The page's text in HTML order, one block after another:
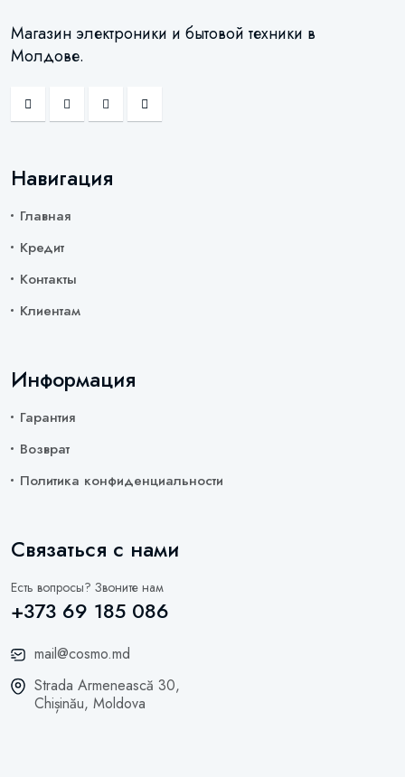
Магазин электроники и бытовой техники в
Молдове.
Навигация
Главная
Кредит
Контакты
Клиентам
Информация
Гарантия
Возврат
Политика конфиденциальности
Связаться с нами
Есть вопросы? Звоните нам
+373 69 185 086
mail@cosmo.md
Strada Armenească 30,
Chișinău, Moldova